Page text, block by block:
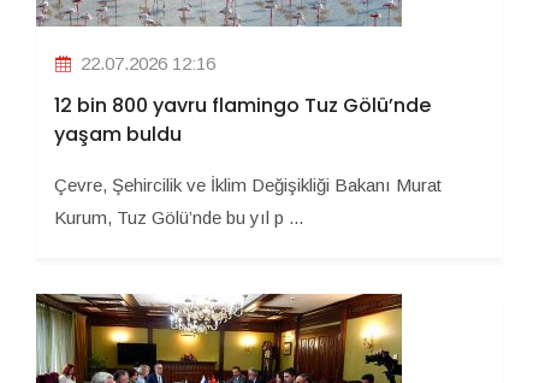
22.07.2026 12:16
12 bin 800 yavru flamingo Tuz Gölü’nde
yaşam buldu
Çevre, Şehircilik ve İklim Değişikliği Bakanı Murat
Kurum, Tuz Gölü’nde bu yıl p ...